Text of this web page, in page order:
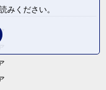
みください。